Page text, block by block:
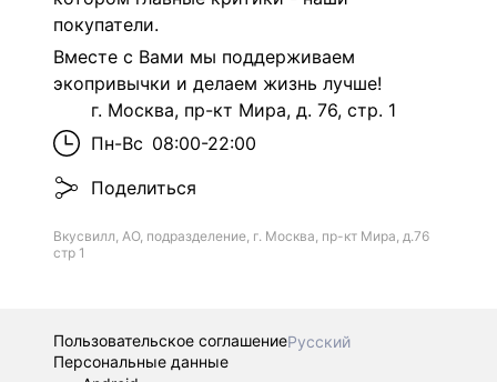
покупатели.
Вместе с Вами мы поддерживаем
экопривычки и делаем жизнь лучше!
г. Москва, пр-кт Мира, д. 76, стр. 1
Пн-Вс 08:00-22:00
Поделиться
Вкусвилл, АО, подразделение, г. Москва, пр-кт Мира, д.76
стр 1
Пользовательское соглашениеРусский
Персональные данные